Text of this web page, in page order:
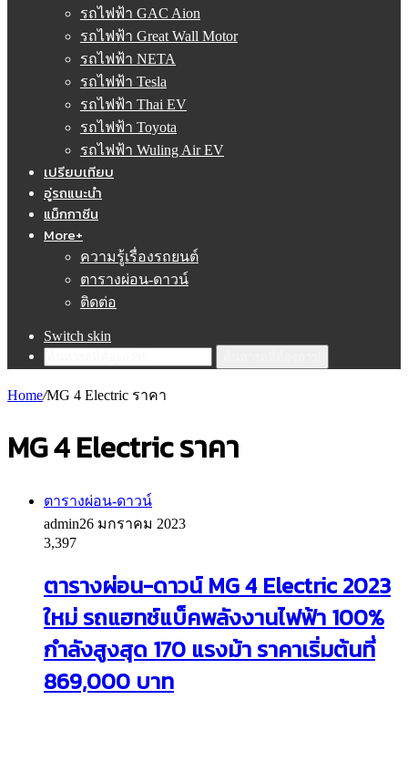
รถไฟฟ้า GAC Aion
รถไฟฟ้า Great Wall Motor
รถไฟฟ้า NETA
รถไฟฟ้า Tesla
รถไฟฟ้า Thai EV
รถไฟฟ้า Toyota
รถไฟฟ้า Wuling Air EV
เปรียบเทียบ
อู่รถแนะนำ
แม็กกาซีน
More+
ความรู้เรื่องรถยนต์
ตารางผ่อน-ดาวน์
ติดต่อ
Switch skin
Home/MG 4 Electric ราคา
MG 4 Electric ราคา
ตารางผ่อน-ดาวน์
admin26 มกราคม 2023
3,397
ตารางผ่อน-ดาวน์ MG 4 Electric 2023
ใหม่ รถแฮทช์แบ็คพลังงานไฟฟ้า 100%
กำลังสูงสุด 170 แรงม้า ราคาเริ่มต้นที่
869,000 บาท